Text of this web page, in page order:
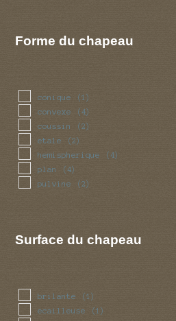
Forme du chapeau
conique (1)
convexe (4)
coussin (2)
etale (2)
hemispherique (4)
plan (4)
pulvine (2)
Surface du chapeau
brilante (1)
ecailleuse (1)